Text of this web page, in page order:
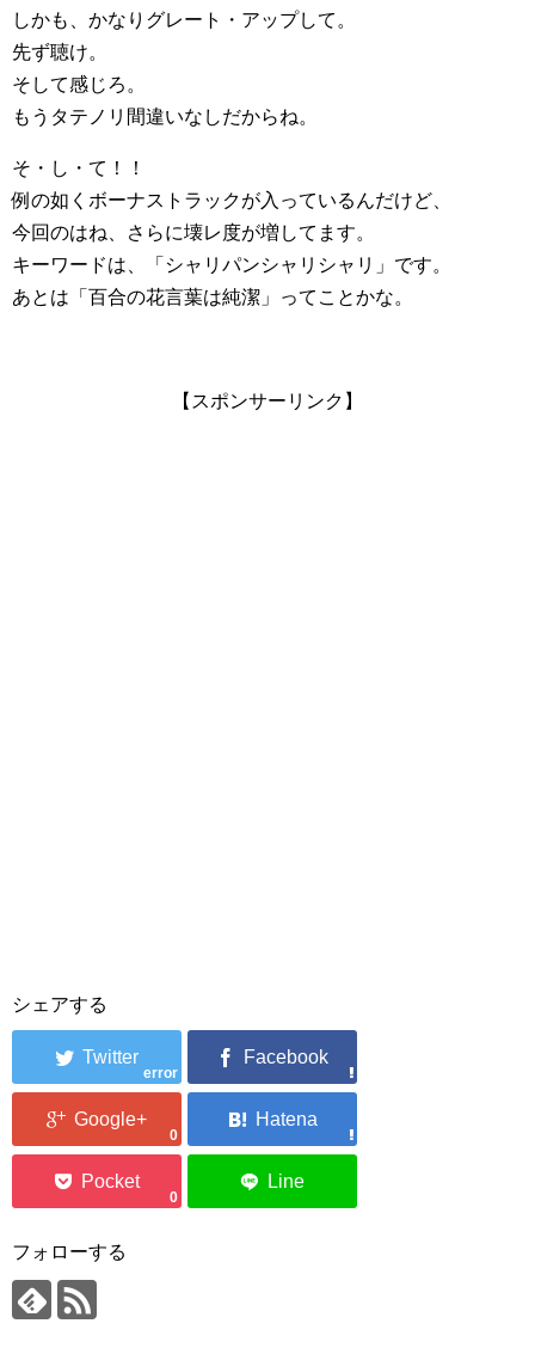
しかも、かなりグレート・アップして。
先ず聴け。
そして感じろ。
もうタテノリ間違いなしだからね。
そ・し・て！！
例の如くボーナストラックが入っているんだけど、
今回のはね、さらに壊レ度が増してます。
キーワードは、「シャリパンシャリシャリ」です。
あとは「百合の花言葉は純潔」ってことかな。
【スポンサーリンク】
シェアする
error
0
0
フォローする